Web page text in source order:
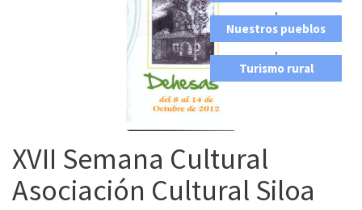
,
Nuestros pueblos
,
Turismo rural
XVII Semana Cultural
Asociación Cultural Siloa